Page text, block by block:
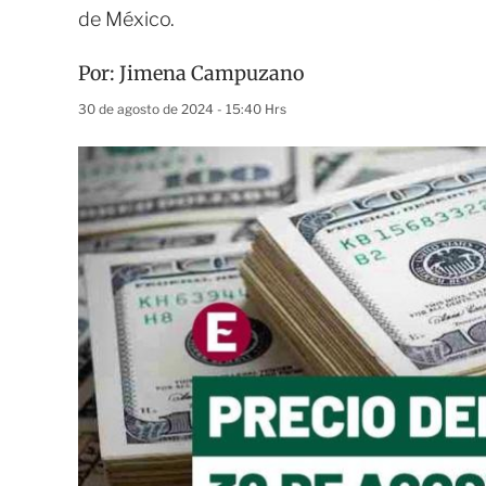
de México.
Por: Jimena Campuzano
30 de agosto de 2024 - 15:40 Hrs